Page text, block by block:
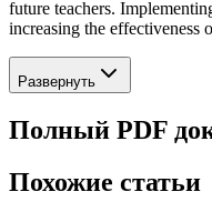
future teachers.
increasing the effectiveness
Развернуть
Полный PDF
Похожие статьи